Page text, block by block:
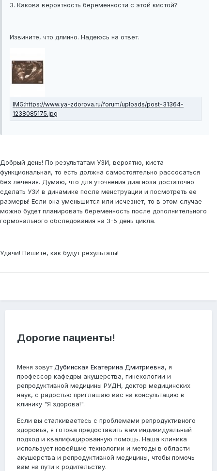
3. Какова вероятность беременности с этой кистой?
Извините, что длинно. Надеюсь на ответ.
Добрый день! По результатам УЗИ, вероятно, киста
функциональная, то есть должна самостоятельно рассосаться
без лечения. Думаю, что для уточнения диагноза достаточно
сделать УЗИ в динамике после менструации и посмотреть ее
размеры! Если она уменьшится или исчезнет, то в этом случае
можно будет планировать беременность после дополнительного
гормонального обследования на 3-5 день цикла.
Удачи! Пишите, как будут результаты!
Дорогие пациенты!
Меня зовут Дубинская Екатерина Дмитриевна, я
профессор кафедры акушерства, гинекологии и
репродуктивной медицины РУДН, доктор медицинских
наук, с радостью приглашаю вас на консультацию в
клинику "Я здорова!".
Если вы сталкиваетесь с проблемами репродуктивного
здоровья, я готова предоставить вам индивидуальный
подход и квалифицированную помощь. Наша клиника
использует новейшие технологии и методы в области
акушерства и репродуктивной медицины, чтобы помочь
вам на пути к родительству.